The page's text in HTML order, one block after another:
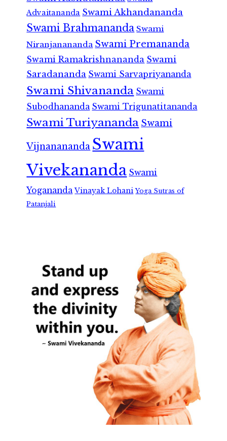
Advaitananda Swami Akhandananda
Swami Brahmananda Swami
Niranjanananda Swami Premananda
Swami Ramakrishnananda Swami
Saradananda Swami Sarvapriyananda
Swami Shivananda Swami
Subodhananda Swami Trigunatitananda
Swami Turiyananda Swami
Vijnanananda Swami
Vivekananda Swami
Yogananda Vinayak Lohani Yoga Sutras of
Patanjali